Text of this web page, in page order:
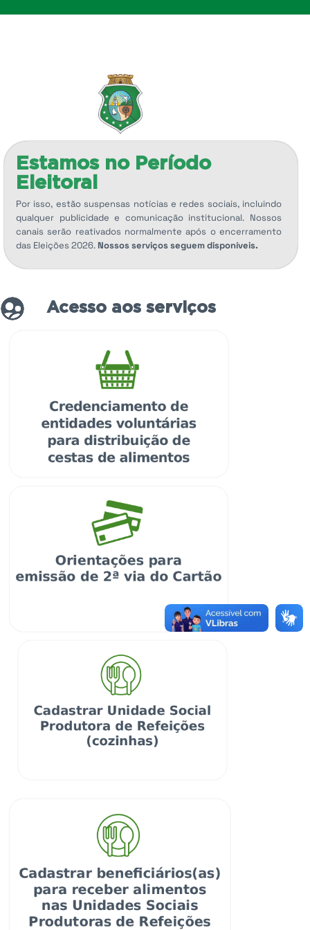
Estamos no Período
Eleitoral
Por isso, estão suspensas notícias e redes sociais, incluindo
qualquer publicidade e comunicação institucional. Nossos
canais serão reativados normalmente após o encerramento
das Eleições 2026. Nossos serviços seguem disponíveis.
Acesso aos serviços